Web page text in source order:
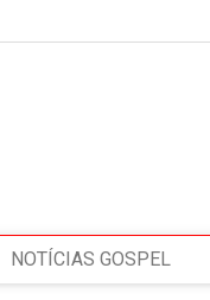
NOTÍCIAS GOSPEL